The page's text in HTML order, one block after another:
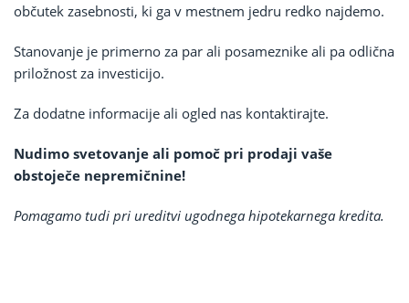
občutek zasebnosti, ki ga v mestnem jedru redko najdemo.
Stanovanje je primerno za par ali posameznike ali pa odlična
priložnost za investicijo.
Za dodatne informacije ali ogled nas kontaktirajte.
Nudimo svetovanje ali pomoč pri prodaji vaše
obstoječe nepremičnine!
Pomagamo tudi pri ureditvi ugodnega hipotekarnega kredita.